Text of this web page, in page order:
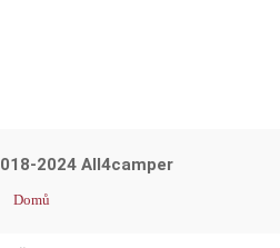
2024 All4camper
Domů